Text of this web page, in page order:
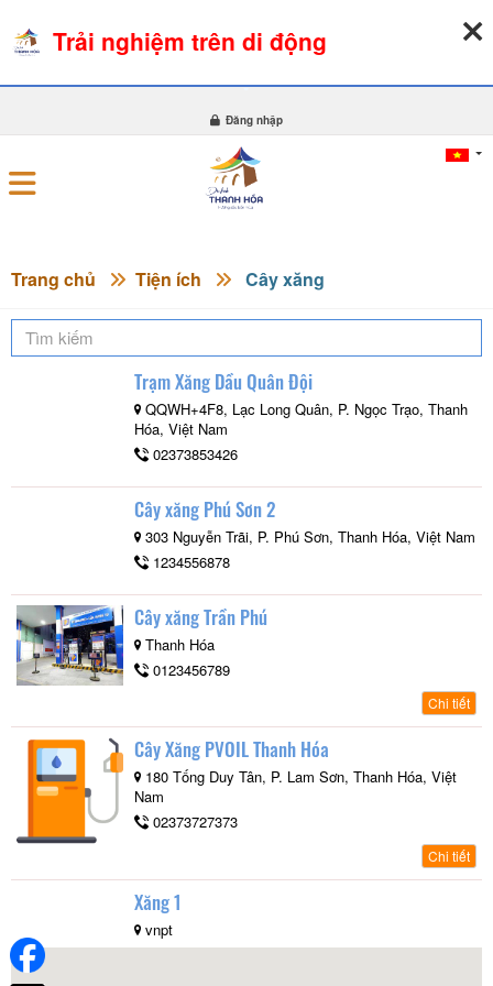
06-08-2026, 08:42:24 THỜI TIẾT TỶ GIÁ NGOẠI TỆ
Đăng nhập
Trang chủ Tiện ích Cây xăng
Trạm Xăng Dầu Quân Đội
QQWH+4F8, Lạc Long Quân, P. Ngọc Trạo, Thanh
Hóa, Việt Nam
02373853426
Cây xăng Phú Sơn 2
303 Nguyễn Trãi, P. Phú Sơn, Thanh Hóa, Việt Nam
1234556878
Cây xăng Trần Phú
Thanh Hóa
0123456789
Chi tiết
Cây Xăng PVOIL Thanh Hóa
180 Tống Duy Tân, P. Lam Sơn, Thanh Hóa, Việt
Nam
02373727373
Chi tiết
Xăng 1
vnpt
02323882559
Trải nghiệm trên di động